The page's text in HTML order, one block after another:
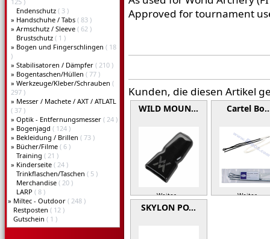
Endenschutz ( 3 )
» Handschuhe / Tabs ( 83 )
» Armschutz / Sleeve ( 62 )
Brustschutz ( 1 )
» Bogen und Fingerschlingen ( 18
)
» Stabilisatoren / Dämpfer ( 210 )
» Bogentaschen/Hüllen ( 77 )
» Werkzeuge/Kleber/Schrauben (
297 )
» Messer / Machete / AXT / ATLATL
( 37 )
» Optik - Entfernungsmesser ( 24 )
» Bogenjagd ( 124 )
» Bekleidung / Brillen ( 73 )
» Bücher/Filme ( 6 )
Training ( 21 )
» Kinderseite ( 24 )
Trinkflaschen/Taschen ( 5 )
Merchandise ( 20 )
LARP ( 8 )
» Miltec - Outdoor ( 248 )
Restposten ( 12 )
Gutschein ( 1 )
Approved for tournament
Kunden, die diesen Artikel
WILD MOUN…
Weiter »
Cartel
Weiter »
SKYLON PO…